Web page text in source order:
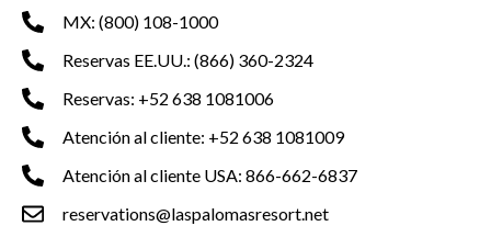
MX: (800) 108-1000
Reservas EE.UU.: (866) 360-2324
Reservas: +52 638 1081006
Atención al cliente: +52 638 1081009
Atención al cliente USA: 866-662-6837
reservations@laspalomasresort.net